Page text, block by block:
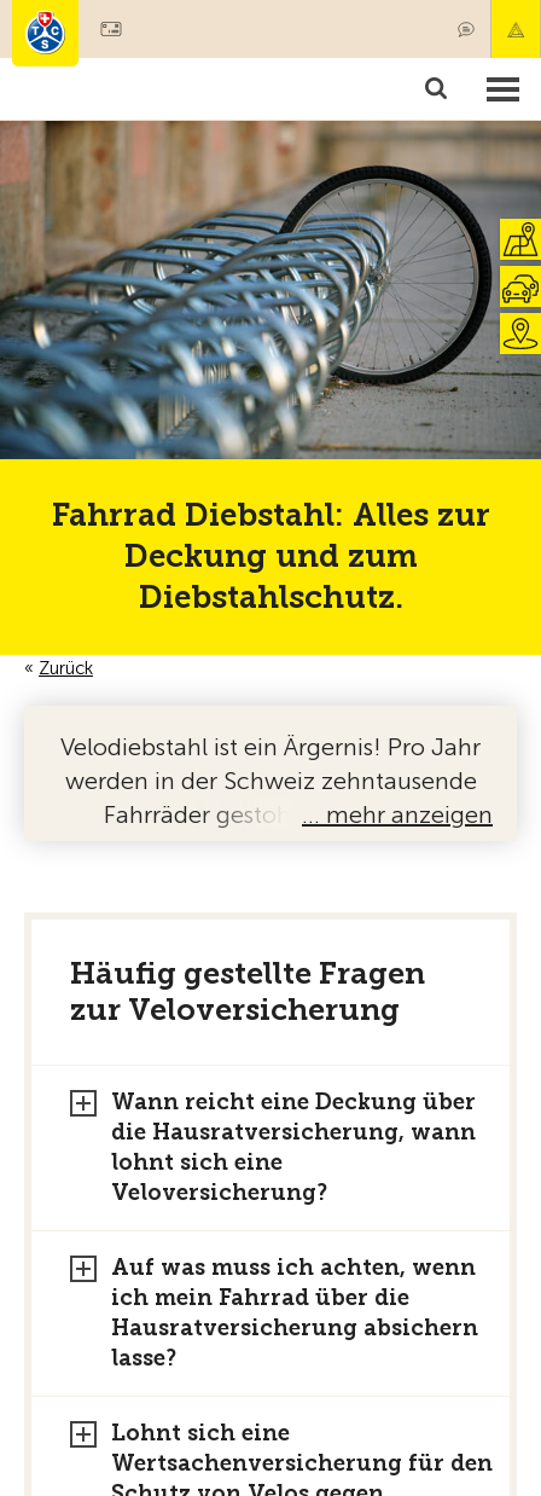
Mitgliedschaft & Leistungen
Test, Sicherheit & Gesundheit
Fahrrad Diebstahl: Alles zur
Deckung und zum
Diebstahlschutz.
Zurück
Velodiebstahl ist ein Ärgernis! Pro Jahr
werden in der Schweiz zehntausende
Fahrräder gestohlen oder zum
Hausratversicherung gedeckt: Denn die
Grundversicherung vergütet den
Deckungslücken in der
Hausratversicherung könnte eine
Fahrradversicherung die Lösung sein.
Der TCS gibt Empfehlungen, auf was
gegen Diebstahl schützen können.
… mehr anzeigen
Häufig gestellte Fragen
zur Veloversicherung
Wann reicht eine Deckung über
die Hausratversicherung, wann
lohnt sich eine
Veloversicherung?
Auf was muss ich achten, wenn
ich mein Fahrrad über die
Hausratversicherung absichern
lasse?
Lohnt sich eine
Wertsachenversicherung für den